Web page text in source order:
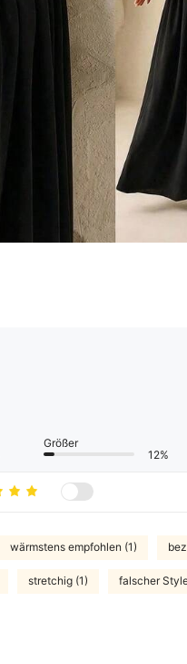
Größer
12%
wärmstens empfohlen (1)
stretchig (1) falscher